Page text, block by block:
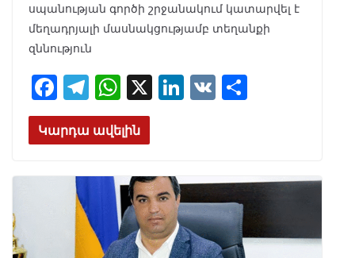
սպանության գործի շրջանակում կատարվել է
մեղադրյալի մասնակցությամբ տեղանքի
զննություն
F
ac
e
T
el
e
m
W
h
at
A
p
p
X Li
dI
n
V
Կարդա ավելին